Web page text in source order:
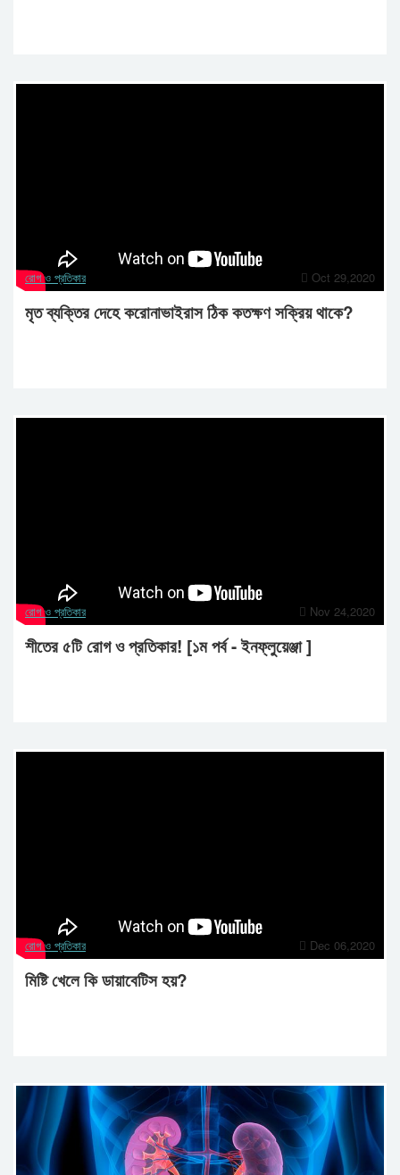
রোগ ও প্রতিকার Oct 29,2020
মৃত ব্যক্তির দেহে করোনাভাইরাস ঠিক কতক্ষণ সক্রিয় থাকে?
রোগ ও প্রতিকার Nov 24,2020
শীতের ৫টি রোগ ও প্রতিকার! [১ম পর্ব - ইনফ্লুয়েঞ্জা ]
রোগ ও প্রতিকার Dec 06,2020
মিষ্টি খেলে কি ডায়াবেটিস হয়?